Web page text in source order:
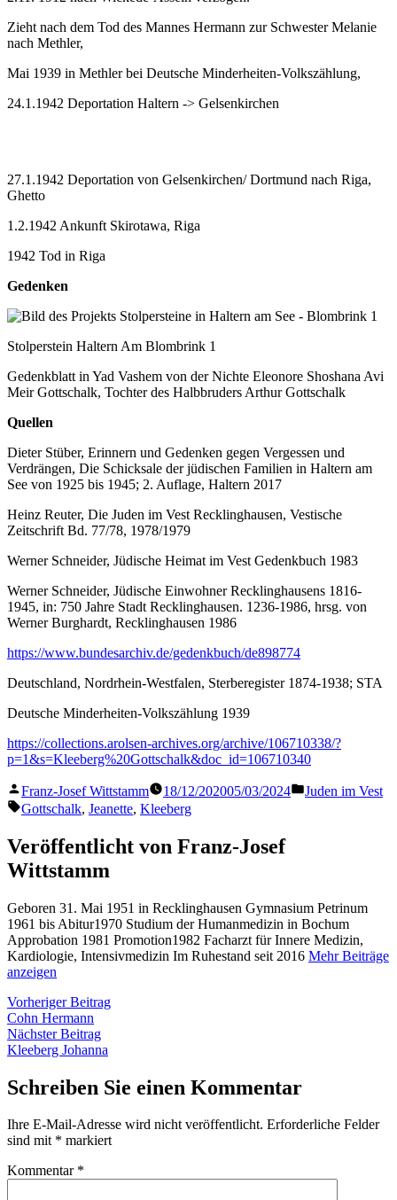
Zieht nach dem Tod des Mannes Hermann zur Schwester Melanie
nach Methler,
Mai 1939 in Methler bei Deutsche Minderheiten-Volkszählung,
24.1.1942 Deportation Haltern -> Gelsenkirchen
27.1.1942 Deportation von Gelsenkirchen/ Dortmund nach Riga,
Ghetto
1.2.1942 Ankunft Skirotawa, Riga
1942 Tod in Riga
Gedenken
Stolperstein Haltern Am Blombrink 1
Gedenkblatt in Yad Vashem von der Nichte Eleonore Shoshana Avi
Meir Gottschalk, Tochter des Halbbruders Arthur Gottschalk
Quellen
Dieter Stüber, Erinnern und Gedenken gegen Vergessen und
Verdrängen, Die Schicksale der jüdischen Familien in Haltern am
See von 1925 bis 1945; 2. Auflage, Haltern 2017
Heinz Reuter, Die Juden im Vest Recklinghausen, Vestische
Zeitschrift Bd. 77/78, 1978/1979
Werner Schneider, Jüdische Heimat im Vest Gedenkbuch 1983
Werner Schneider, Jüdische Einwohner Recklinghausens 1816-
1945, in: 750 Jahre Stadt Recklinghausen. 1236-1986, hrsg. von
Werner Burghardt, Recklinghausen 1986
https://www.bundesarchiv.de/gedenkbuch/de898774
Deutschland, Nordrhein-Westfalen, Sterberegister 1874-1938; STA
Deutsche Minderheiten-Volkszählung 1939
https://collections.arolsen-archives.org/archive/106710338/?
p=1&s=Kleeberg%20Gottschalk&doc_id=106710340
Veröffentlicht
von
Franz-Josef Wittstamm 18/12/202005/03/2024
Veröffentlicht
Juden im Vest
Schlagwörter:
Gottschalk, Jeanette, Kleeberg
Veröffentlicht von Franz-Josef
Wittstamm
Geboren 31. Mai 1951 in Recklinghausen Gymnasium Petrinum
1961 bis Abitur1970 Studium der Humanmedizin in Bochum
Approbation 1981 Promotion1982 Facharzt für Innere Medizin,
Kardiologie, Intensivmedizin Im Ruhestand seit 2016 Mehr Beiträge
anzeigen
Beitragsnavigation
Vorheriger BeitragVorheriger
Cohn Hermann
Nächster BeitragNächster
Beitrag:
Kleeberg Johanna
Schreiben Sie einen Kommentar
Ihre E-Mail-Adresse wird nicht veröffentlicht. Erforderliche Felder
sind mit * markiert
Kommentar *